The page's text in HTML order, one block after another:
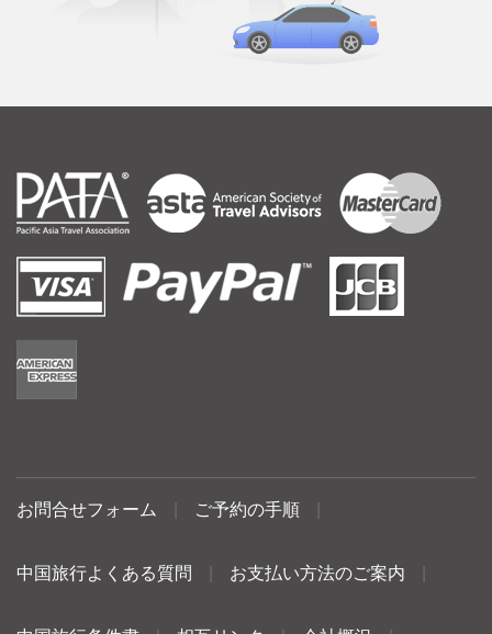
お問合せフォーム ご予約の手順
中国旅行よくある質問 お支払い方法のご案内